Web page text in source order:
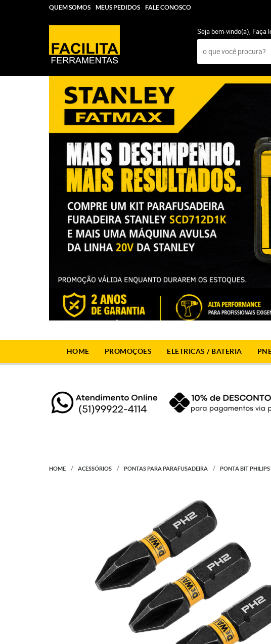
QUEM SOMOS MEUS PEDIDOS FALE CONOSCO
Seja bem-vindo(a), Faça
HOME PROMOÇÕES ELÉTRICAS / BATERIA
HOME ACESSÓRIOS PONTAS PARA PARAFUSADEIRA PONTA BIT